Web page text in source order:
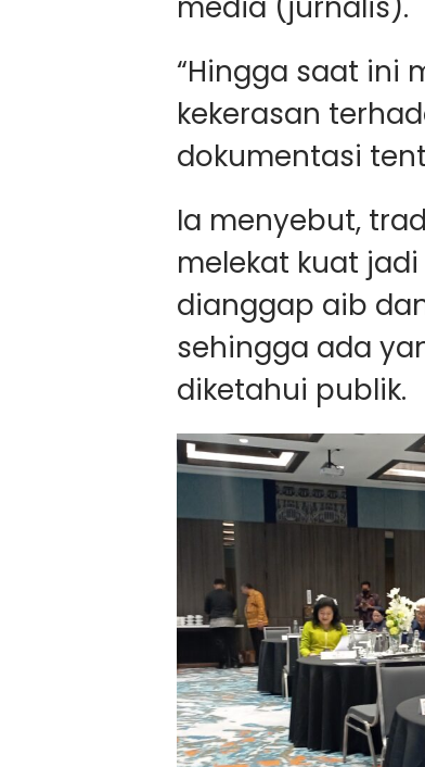
media (jurnalis).
“Hingga saat ini
kekerasan
dokumentasi
Ia menyebut,
melekat kuat
dianggap aib
sehingga ada
diketahui publik.